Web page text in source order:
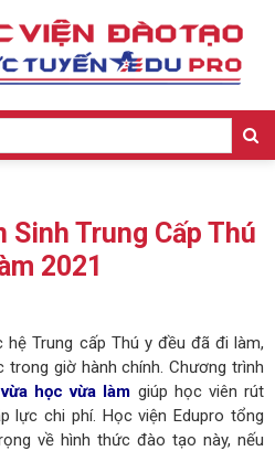
Sinh Trung Cấp Thú
2021
Trung cấp Thú y đều đã đi làm,
trong giờ hành chính.Chương trình
học vừa làm giúp học viên rút
lực chi phí. Học viện Edupro tổng
về hình thức đào tạo này, nếu